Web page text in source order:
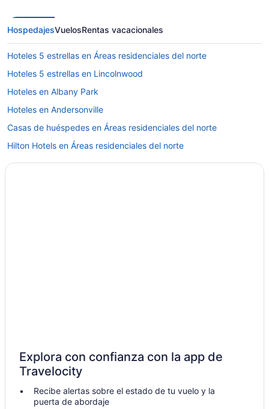
HospedajesVuelosRentas vacacionales
Hoteles 5 estrellas en Áreas residenciales del norte
Hoteles 5 estrellas en Lincolnwood
Hoteles en Albany Park
Hoteles en Andersonville
Casas de huéspedes en Áreas residenciales del norte
Hilton Hotels en Áreas residenciales del norte
Hoteles de lujo en Áreas residenciales del norte
Hoteles con alberca en Deerfield
Hoteles con hidromasaje en Deerfield
Moteles en Deerfield
Explora con confianza con la app de
Travelocity
Recibe alertas sobre el estado de tu vuelo y la
puerta de abordaje